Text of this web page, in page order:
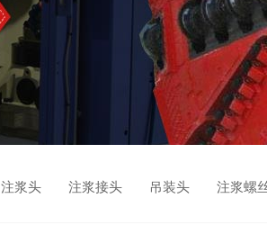
注浆头 注浆接头 吊装头 注浆螺